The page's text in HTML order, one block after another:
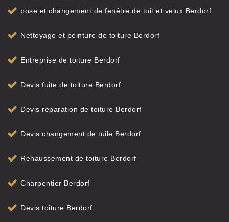
pose et changement de fenêtre de toit et velux Berdorf
Nettoyage et peinture de toiture Berdorf
Entreprise de toiture Berdorf
Devis fuite de toiture Berdorf
Devis réparation de toiture Berdorf
Devis changement de tuile Berdorf
Rehaussement de toiture Berdorf
Charpentier Berdorf
Devis toiture Berdorf